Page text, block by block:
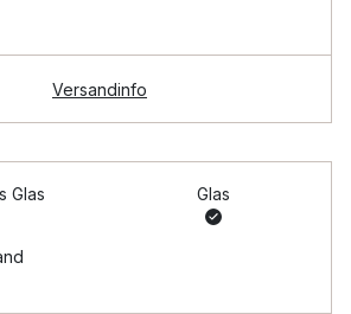
Versandinfo
Glas Glas